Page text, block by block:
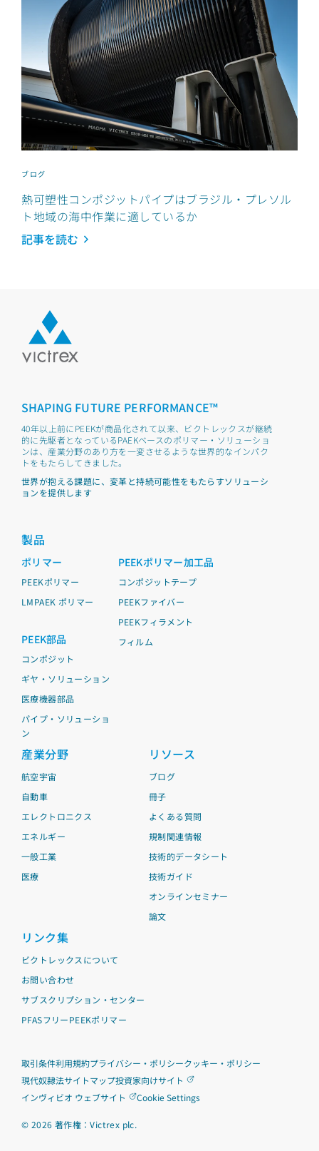
ブログ
熱可塑性コンポジットパイプはブラジル・プレソル
ト地域の海中作業に適しているか
記事を読む
SHAPING FUTURE PERFORMANCE™
40年以上前にPEEKが商品化されて以来、ビクトレックスが継続
的に先駆者となっているPAEKベースのポリマー・ソリューショ
ンは、産業分野のあり方を一変させるような世界的なインパク
トをもたらしてきました。
世界が抱える課題に、変革と持続可能性をもたらすソリューシ
ョンを提供します
製品
ポリマー
PEEKポリマー
LMPAEK ポリマー
PEEK部品
コンポジット
ギヤ・ソリューション
医療機器部品
パイプ・ソリューショ
ン
PEEKポリマー加工品
コンポジットテープ
PEEKファイバー
PEEKフィラメント
フィルム
産業分野
航空宇宙
自動車
エレクトロニクス
エネルギー
一般工業
医療
リソース
ブログ
冊子
よくある質問
規制関連情報
技術的データシート
技術ガイド
オンラインセミナー
論文
リンク集
ビクトレックスについて
お問い合わせ
サブスクリプション・センター
PFASフリーPEEKポリマー
取引条件利用規約プライバシー・ポリシークッキー・ポリシー
現代奴隷法サイトマップ投資家向けサイト
インヴィビオ ウェブサイト
Cookie Settings
© 2026 著作権：Victrex plc.